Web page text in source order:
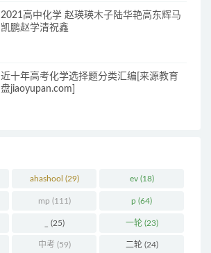
2021高中化学 赵瑛瑛木子陆华艳高东辉马
凯鹏赵学清祝鑫
近十年高考化学选择题分类汇编[来源教育
盘jiaoyupan.com]
ahashool (29) ev(18)
mp (111) p (64)
(25) 一轮(23)
中考 (59) 二轮(24)